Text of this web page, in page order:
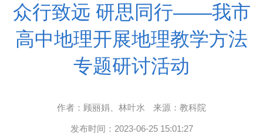
众行致远 研思同行——我市
高中地理开展地理教学方法
专题研讨活动
作者： 顾丽娟、林叶水 来源： 教科院
发布时间： 2023-06-25 15:01:27